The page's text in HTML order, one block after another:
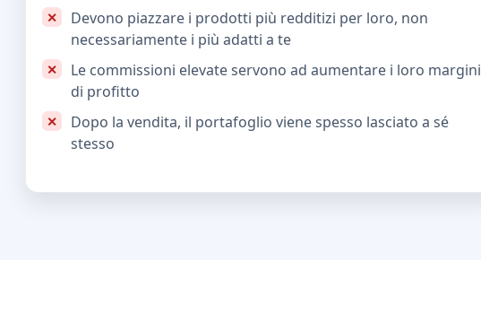
Devono piazzare i prodotti più redditizi per loro, non
necessariamente i più adatti a te
Le commissioni elevate servono ad aumentare i loro margini
di profitto
Dopo la vendita, il portafoglio viene spesso lasciato a sé
stesso